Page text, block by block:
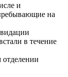
и
на
в течение